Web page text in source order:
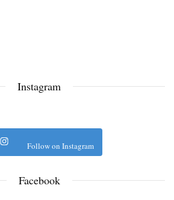
Instagram
Follow on Instagram
Facebook